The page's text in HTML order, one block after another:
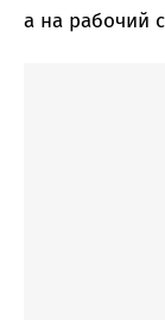
а на рабочий